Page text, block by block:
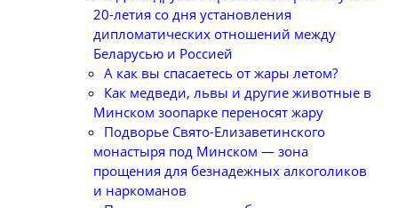
20-летия со дня установления
дипломатических отношений между
Беларусью и Россией
А как вы спасаетесь от жары летом?
Как медведи, львы и другие животные в
Минском зоопарке переносят жару
Подворье Свято-Елизаветинского
монастыря под Минском — зона
прощения для безнадежных алкоголиков
и наркоманов